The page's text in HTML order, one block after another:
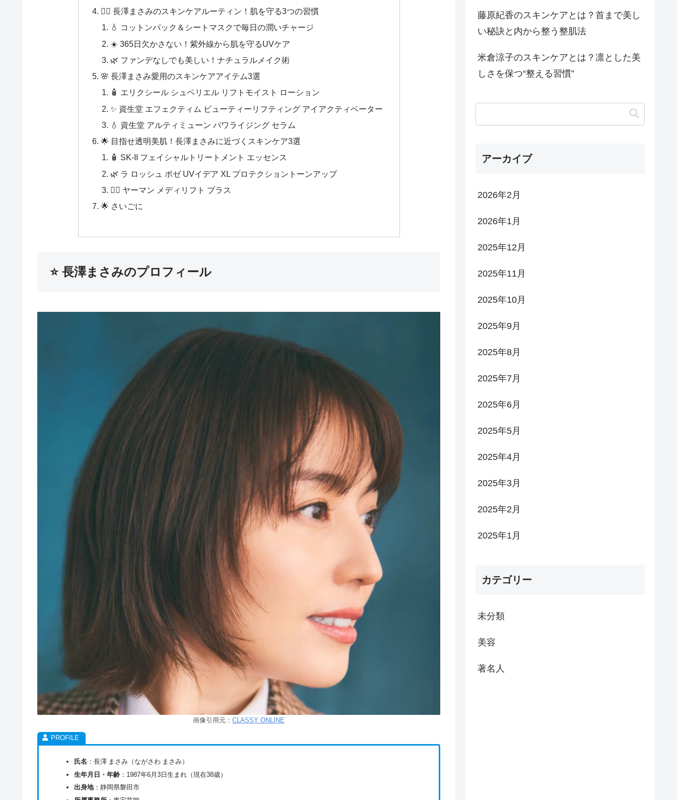
💆‍♀️ 長澤まさみのスキンケアルーティン！肌を守る3つの習慣
💧 コットンパック＆シートマスクで毎日の潤いチャージ
☀️ 365日欠かさない！紫外線から肌を守るUVケア
🌿 ファンデなしでも美しい！ナチュラルメイク術
🌸 長澤まさみ愛用のスキンケアアイテム3選
🧴 エリクシール シュペリエル リフトモイスト ローション
✨ 資生堂 エフェクティム ビューティーリフティング アイアクティベーター
💧 資生堂 アルティミューン パワライジング セラム
🌟 目指せ透明美肌！長澤まさみに近づくスキンケア3選
🧴 SK-II フェイシャルトリートメント エッセンス
🌿 ラ ロッシュ ポゼ UVイデア XL プロテクショントーンアップ
💆‍♀️ ヤーマン メディリフト プラス
🌟 さいごに
⭐ 長澤まさみのプロフィール
画像引用元： CLASSY ONLINE
氏名 ：長澤 まさみ（ながさわ まさみ）
生年月日・年齢：1987年6月3日生まれ（現在38歳）
出身地：静岡県磐田市
藤原紀香のスキンケアとは？首まで美し
い秘訣と内から整う整肌法
米倉涼子のスキンケアとは？凛とした美
しさを保つ“整える習慣”
アーカイブ
2026年2月
2026年1月
2025年12月
2025年11月
2025年10月
2025年9月
2025年8月
2025年7月
2025年6月
2025年5月
2025年4月
2025年3月
2025年2月
2025年1月
カテゴリー
未分類
美容
著名人